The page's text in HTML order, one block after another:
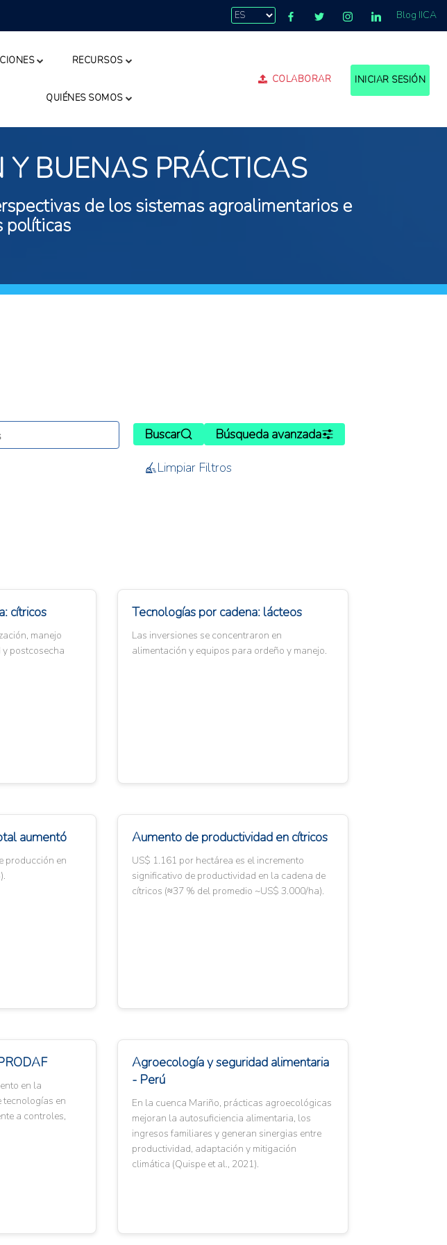
Blog IICA
RECURSOS
QUIÉNES SOMOS
COLABORAR INICIAR SESIÓN
BUENAS PRÁCTICAS
de los sistemas agroalimentarios e
políticas
Buscar
Búsqueda avanzada
Limpiar Filtros
cítricos
manejo
postcosecha
Tecnologías por cadena: lácteos
Las inversiones se concentraron en
alimentación y equipos para ordeño y manejo.
aumentó
producción en
Aumento de productividad en cítricos
US$ 1.161 por hectárea es el incremento
significativo de productividad en la cadena de
cítricos (≈37 % del promedio ~US$ 3.000/ha).
en la
en
a controles,
Agroecología y seguridad alimentaria
- Perú
En la cuenca Mariño, prácticas agroecológicas
mejoran la autosuficiencia alimentaria, los
ingresos familiares y generan sinergias entre
productividad, adaptación y mitigación
climática (Quispe et al., 2021).